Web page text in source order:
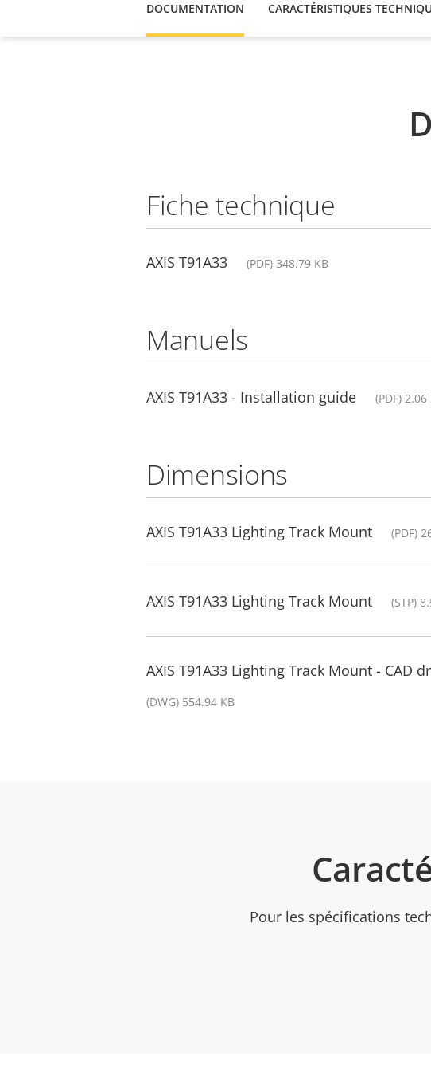
DOCUMENTATION CARACTÉRISTIQUES
Fiche technique
AXIS T91A33 (PDF) 348.79 KB
Manuels
AXIS T91A33 - Installation guide (PDF)
Dimensions
AXIS T91A33 Lighting Track Mount (PDF)
AXIS T91A33 Lighting Track Mount (STP)
AXIS T91A33 Lighting Track Mount - CAD
(DWG) 554.94 KB
Pour les spécifications